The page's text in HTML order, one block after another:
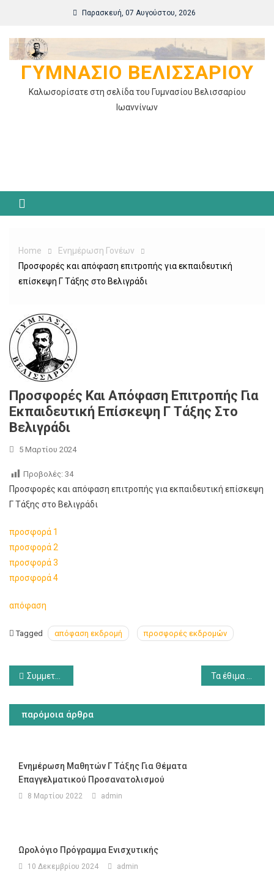
content
Παρασκευή, 07 Αυγούστου, 2026
ΓΥΜΝΆΣΙΟ ΒΕΛΙΣΣΑΡΊΟΥ
Καλωσορίσατε στη σελίδα του Γυμνασίου Βελισσαρίου
Ιωαννίνων
Home
Ενημέρωση Γονέων
Προσφορές και απόφαση επιτροπής για εκπαιδευτική
επίσκεψη Γ Τάξης στο Βελιγράδι
Προσφορές Και Απόφαση Επιτροπής Για
Εκπαιδευτική Επίσκεψη Γ Τάξης Στο
Βελιγράδι
5 Μαρτίου 2024
Προβολές: 34
Προσφορές και απόφαση επιτροπής για εκπαιδευτική επίσκεψη
Γ Τάξης στο Βελιγράδι
προσφορά 1
προσφορά 2
προσφορά 3
προσφορά 4
απόφαση
Tagged απόφαση εκδρομή προσφορές εκδρομών
Πλοήγηση
άρθρων
Συμμετοχή στον 10ο Μαθητικό Διαγωνισμό Κύπρος-Ελλάδα-Ομογένεια “Εκπαιδευτικές γέφυρες” Τα έθιμα της αποκριάς, 2024
παρόμοια άρθρα
Ενημέρωση Μαθητών Γ Τάξης Για Θέματα
Επαγγελματικού Προσανατολισμού
8 Μαρτίου 2022 admin
Ωρολόγιο Πρόγραμμα Ενισχυτικής
10 Δεκεμβρίου 2024 admin